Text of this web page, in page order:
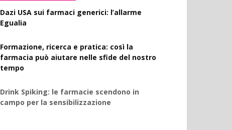
Dazi USA sui farmaci generici: l’allarme
Egualia
Formazione, ricerca e pratica: così la
farmacia può aiutare nelle sfide del nostro
tempo
Drink Spiking: le farmacie scendono in
campo per la sensibilizzazione